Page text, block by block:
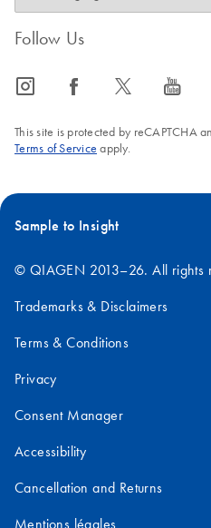
Follow Us
icon_0065_instagram-s icon_0064_facebook-s icon_0340_cc_gen_x-s icon_0077_youtube-s
This site is protected by reCAPTCHA
Terms of Service apply.
Sample to Insight
© QIAGEN 2013–26. All rights
Trademarks & Disclaimers
Terms & Conditions
Privacy
Consent Manager
Accessibility
Cancellation and Returns
Mentions légales